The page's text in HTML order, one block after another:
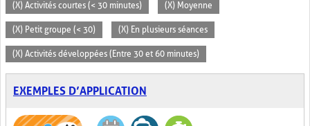
(X) Activités courtes (< 30 minutes) (X) Moyenne
(X) Petit groupe (< 30) (X) En plusieurs séances
(X) Activités développées (Entre 30 et 60 minutes)
EXEMPLES D’APPLICATION